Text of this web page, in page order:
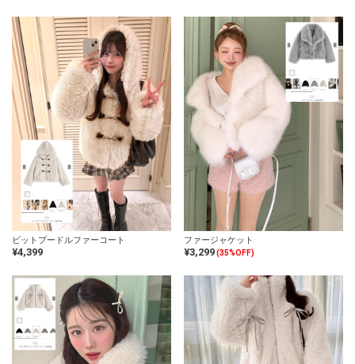
ビットプードルファーコート
¥4,399
ファージャケット
¥3,299(35%OFF)